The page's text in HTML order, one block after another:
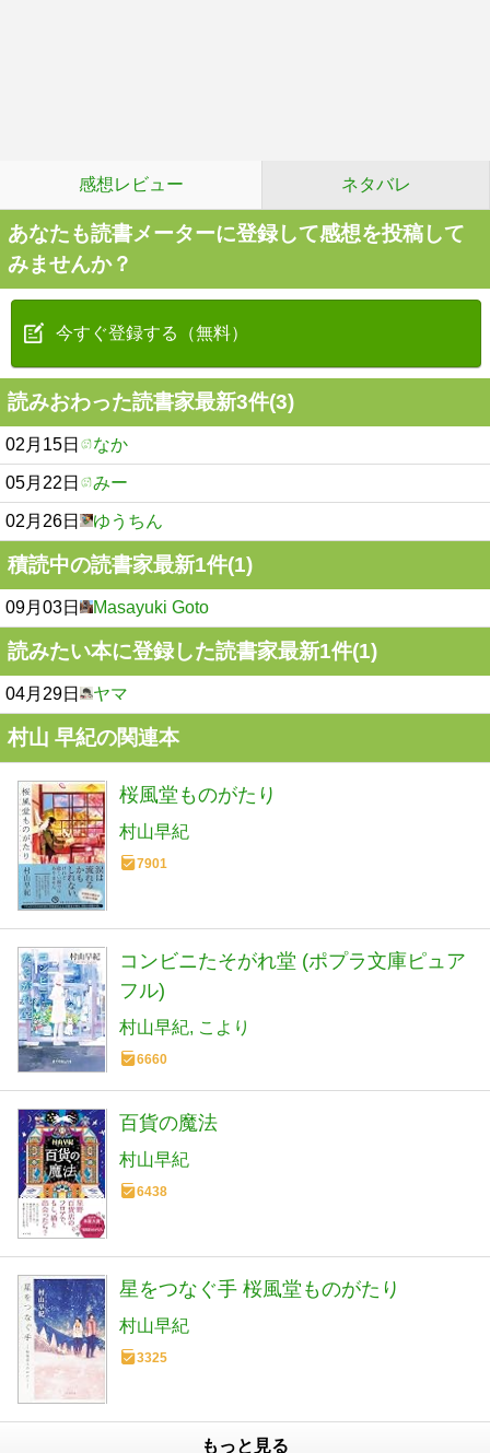
感想レビュー ネタバレ
あなたも読書メーターに登録して感想を投稿して
みませんか？
今すぐ登録する（無料）
読みおわった読書家最新3件(3)
02月15日 なか
05月22日 みー
02月26日 ゆうちん
積読中の読書家最新1件(1)
09月03日 Masayuki Goto
読みたい本に登録した読書家最新1件(1)
04月29日 ヤマ
村山 早紀の関連本
桜風堂ものがたり
村山早紀
7901
コンビニたそがれ堂 (ポプラ文庫ピュア
フル)
村山早紀 こより
6660
百貨の魔法
村山早紀
6438
星をつなぐ手 桜風堂ものがたり
村山早紀
3325
もっと見る